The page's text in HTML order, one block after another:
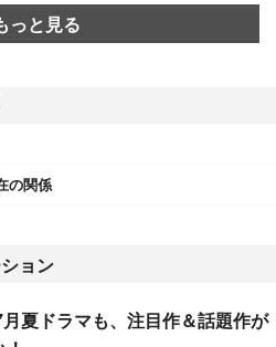
っと見る
の関係
ョン
夏ドラマも、注目作＆話題作が